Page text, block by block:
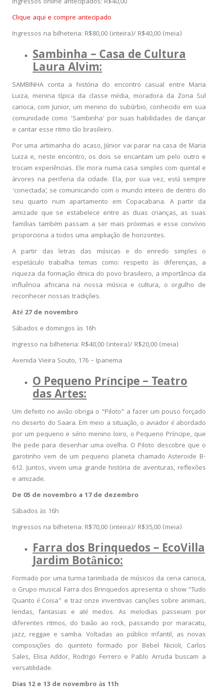
Clique aqui e compre antecipado
Ingressos na bilheteria: R$80,00 (inteira)/ R$40,00 (meia)
Sambinha – Casa de Cultura
Laura Alvim:
SAMBINHA conta a história do encontro casual entre Maria
Luiza, menina típica da classe média, moradora da Zona Sul
carioca, com Junior, um menino do subúrbio, conhecido em sua
comunidade como ‘Sambinha’ por suas habilidades de dançar
e cantar esse ritmo tão brasileiro.
Por uma artimanha do acaso, Júnior vai parar na casa de Maria
Luiza e, neste encontro, os dois se encantam um pelo outro e
trocam experiências. Ele mora numa casa simples com quintal e
árvores na periferia da cidade. Ela, por sua vez, está sempre
‘conectada’, se comunicando com o mundo inteiro de dentro do
seu quarto num apartamento em Copacabana. A partir da
amizade que se estabelece entre as duas crianças, as suas
famílias também passam a ser mais próximas e esse convívio
proporciona a todos uma ampliação de horizontes.
A partir das letras das músicas e do enredo simples o
espetáculo trabalha temas como: respeito às diferenças, a
riqueza da formação étnica do povo brasileiro, a importância da
influência africana na nossa música e cultura, o orgulho de
reconhecer nossas tradições.
Até 27 de novembro
Sábados e domingos às 16h
Ingresso na bilheteria: R$40,00 (inteira)/ R$20,00 (meia)
Avenida Vieira Souto, 176 – Ipanema
O Pequeno Príncipe – Teatro
das Artes:
Um defeito no avião obriga o “Piloto” a fazer um pouso forçado
no deserto do Saara. Em meio a situação, o aviador é abordado
por um pequeno e sério menino loiro, o Pequeno Príncipe, que
lhe pede para desenhar uma ovelha. O Piloto descobre que o
garotinho vem de um pequeno planeta chamado Asteroide B-
612. Juntos, vivem uma grande história de aventuras, reflexões
e amizade.
De 05 de novembro a 17 de dezembro
Sábados às 16h
Ingressos na bilheteria: R$70,00 (inteira)/ R$35,00 (meia)
Farra dos Brinquedos – EcoVilla
Jardim Botânico:
Formado por uma turma tarimbada de músicos da cena carioca,
o Grupo musical Farra dos Brinquedos apresenta o show “Tudo
Quanto é Coisa” e traz onze inventivas canções sobre animais,
lendas, fantasias e até medos. As melodias passeiam por
diferentes ritmos, do baião ao rock, passando por maracatu,
jazz, reggae e samba. Voltadas ao público infantil, as novas
composições do quinteto formado por Bebel Nicioli, Carlos
Sales, Elisa Addor, Rodrigo Ferrero e Pablo Arruda buscam a
versatilidade.
Dias 12 e 13 de novembro às 11h